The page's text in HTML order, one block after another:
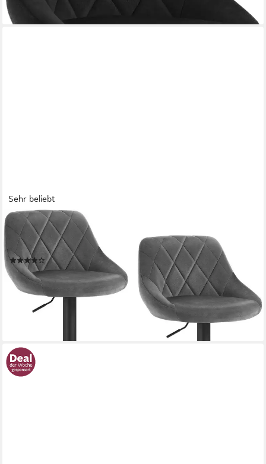
Sehr beliebt
WOLTU
Barhocker (2 St), gut gepolstert, Samt, Höhenverstellbar,
Drehbar
(151)
109,99 € UVP199,99 €
(55,00 €/ 1 Stk)
-45%
lieferbar - in 3-4 Werktagen bei dir